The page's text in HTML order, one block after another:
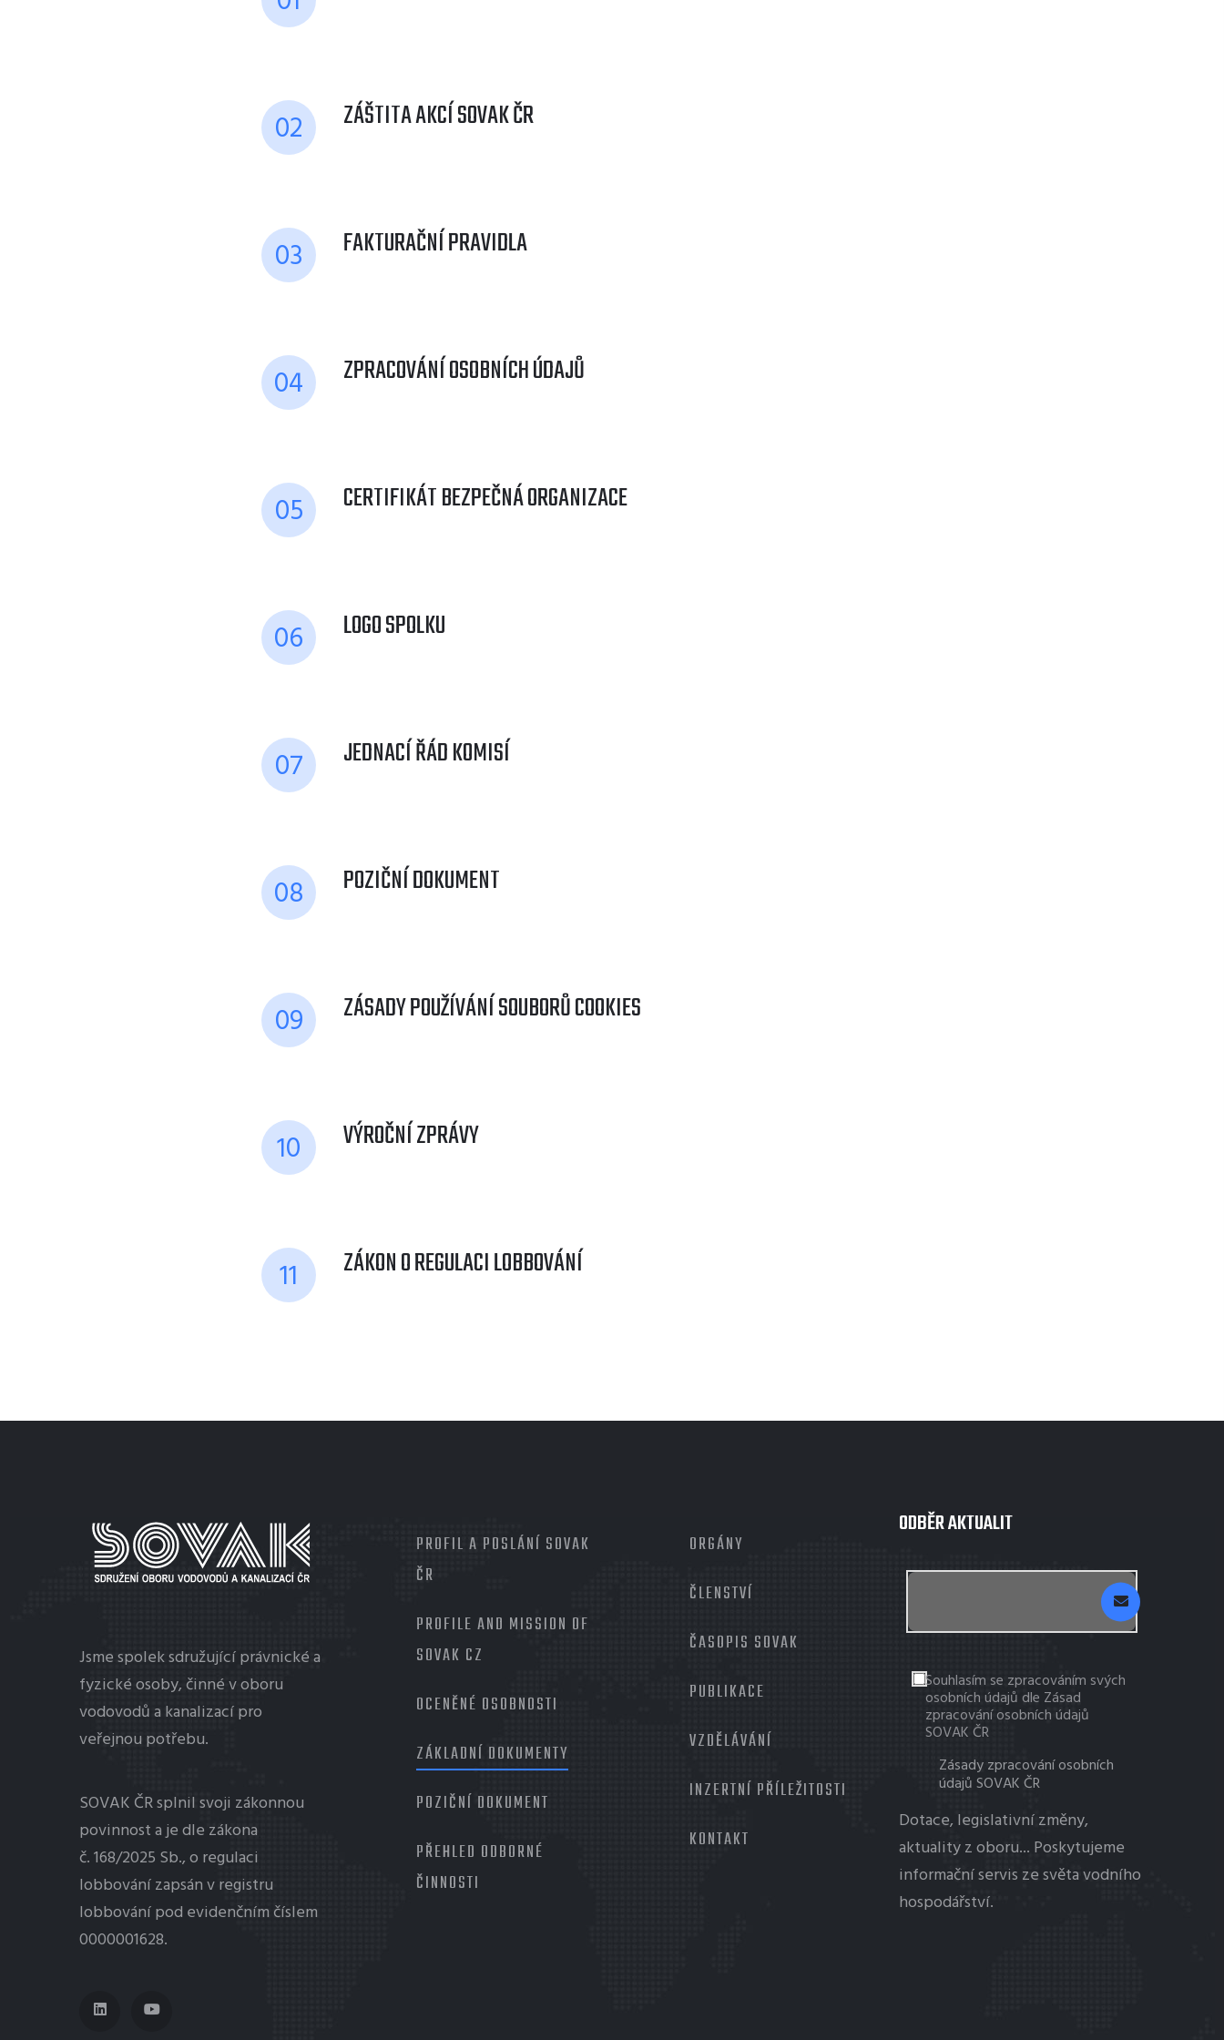
02 ZÁŠTITA AKCÍ SOVAK ČR
03 FAKTURAČNÍ PRAVIDLA
04 ZPRACOVÁNÍ OSOBNÍCH ÚDAJŮ
05 CERTIFIKÁT BEZPEČNÁ ORGANIZACE
06 LOGO SPOLKU
07 JEDNACÍ ŘÁD KOMISÍ
08 POZIČNÍ DOKUMENT
09 ZÁSADY POUŽÍVÁNÍ SOUBORŮ COOKIES
10 VÝROČNÍ ZPRÁVY
11 ZÁKON O REGULACI LOBBOVÁNÍ
Jsme spolek sdružující právnické a
fyzické osoby, činné v oboru
vodovodů a kanalizací pro
veřejnou potřebu.
SOVAK ČR splnil svoji zákonnou
povinnost a je dle zákona
č. 168/2025 Sb., o regulaci
lobbovánízapsán v registru
lobbování pod evidenčním číslem
0000001628.
PROFIL A POSLÁNÍ SOVAK
ČR
PROFILE AND MISSION OF
SOVAK CZ
OCENĚNÉ OSOBNOSTI
ZÁKLADNÍ DOKUMENTY
POZIČNÍ DOKUMENT
PŘEHLED ODBORNÉ
ČINNOSTI
ORGÁNY
ČLENSTVÍ
ČASOPIS SOVAK
PUBLIKACE
VZDĚLÁVÁNÍ
INZERTNÍ PŘÍLEŽITOSTI
KONTAKT
ODBĚR AKTUALIT
Souhlasím se zpracováním svých
osobních údajů dle Zásad
zpracování osobních údajů
SOVAK ČR
Zásady zpracování osobních
údajů SOVAK ČR
Dotace, legislativní změny,
aktuality z oboru... Poskytujeme
informační servis ze světa vodního
hospodářství.